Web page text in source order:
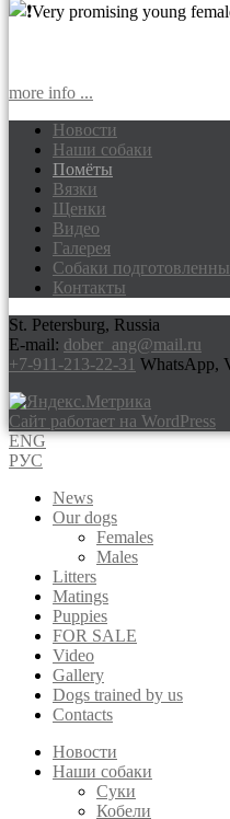
Very promising young
more info ...
Доберманы
щенки добермана
Новости
Наши собаки
Помёты
Вязки
Щенки
Видео
Галерея
Собаки
Контакты
St. Petersburg, Russia
E-mail: dober_ang@mail.ru
+7-911-213-22-31 WhatsApp,
Сайт работает на WordPress
ENG
РУС
News
Our dogs
Females
Males
Litters
Matings
Puppies
FOR SALE
Video
Gallery
Dogs trained by us
Contacts
Новости
Наши собаки
Суки
Кобели